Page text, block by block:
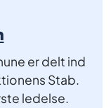
er delt ind
Stab.
ledelse.